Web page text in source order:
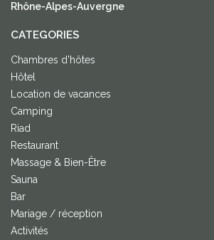
Rhône-Alpes-Auvergne
CATEGORIES
Chambres d'hôtes
Hôtel
Location de vacances
Camping
Riad
Restaurant
Massage & Bien-Être
Sauna
Bar
Mariage / réception
Activités